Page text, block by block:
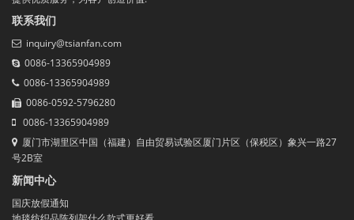
联系我们
inquiry@tsianfan.com
0086-13365904989
0086-13365904989
0086-0592-5796280
0086-13365904989
厦门市湖里区中国（福建）自由贸易试验区厦门片区（保税区）象兴一路27
号2B室
新闻中心
国庆放假通知